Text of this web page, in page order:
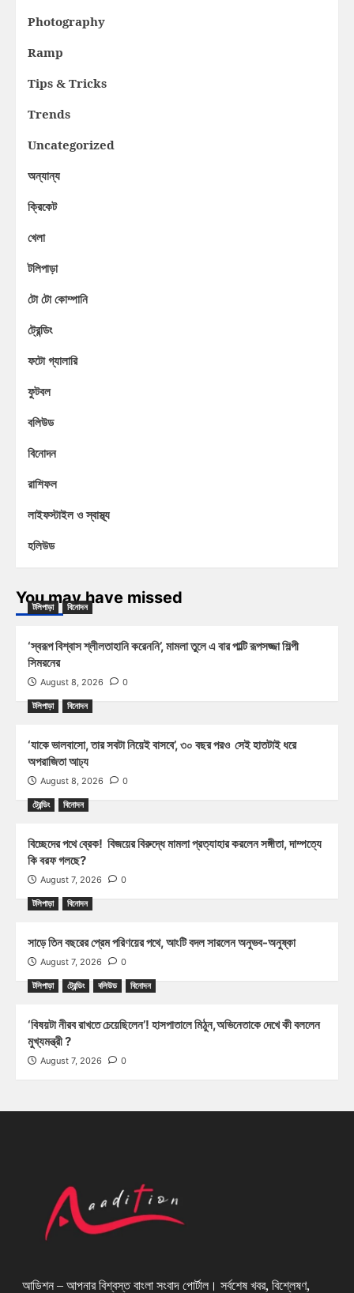
Photography
Ramp
Tips & Tricks
Trends
Uncategorized
অন্যান্য
ক্রিকেট
খেলা
টলিপাড়া
টো টো কোম্পানি
ট্রেন্ডিং
ফটো গ্যালারি
ফুটবল
বলিউড
বিনোদন
রাশিফল
লাইফস্টাইল ও স্বাস্থ্য
হলিউড
You may have missed
টলিপাড়া বিনোদন
‘স্বরূপ বিশ্বাস শ্লীলতাহানি করেননি’, মামলা তুলে এ বার পাল্টি রূপসজ্জা শিল্পী
সিমরনের
August 8, 2026 0
টলিপাড়া বিনোদন
‘যাকে ভালবাসো, তার সবটা নিয়েই বাসবে’, ৩০ বছর পরও সেই হাতটাই ধরে
অপরাজিতা আঢ্য
August 8, 2026 0
ট্রেন্ডিং বিনোদন
বিচ্ছেদের পথে ব্রেক! বিজয়ের বিরুদ্ধে মামলা প্রত্যাহার করলেন সঙ্গীতা, দাম্পত্যে
কি বরফ গলছে?
August 7, 2026 0
টলিপাড়া বিনোদন
সাড়ে তিন বছরের প্রেম পরিণয়ের পথে, আংটি বদল সারলেন অনুভব-অনুষ্কা
August 7, 2026 0
টলিপাড়া ট্রেন্ডিং বলিউড বিনোদন
‘বিষয়টা নীরব রাখতে চেয়েছিলেন’! হাসপাতালে মিঠুন,অভিনেতাকে দেখে কী বললেন
মুখ্যমন্ত্রী ?
August 7, 2026 0
আডিশন – আপনার বিশ্বস্ত বাংলা সংবাদ পোর্টাল। সর্বশেষ খবর, বিশ্লেষণ,